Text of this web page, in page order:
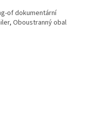
of dokumentární
Oboustranný obal